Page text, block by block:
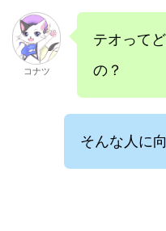
コナツ
テオって
の？
そんな人に